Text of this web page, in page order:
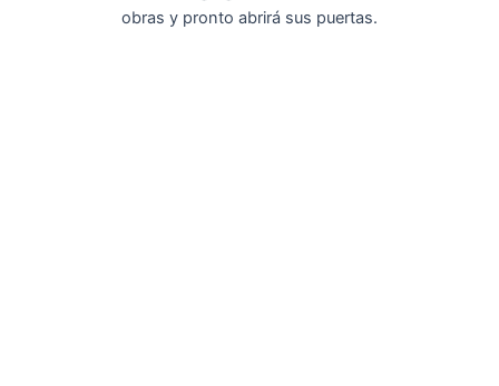
obras y pronto abrirá sus puertas.